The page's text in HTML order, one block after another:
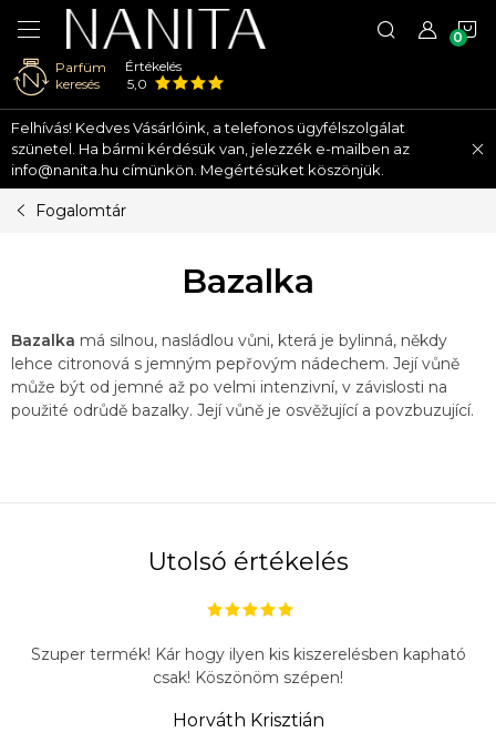
Ugrás
fő
tartalomhoz
Parfüm
keresés
Értékelés
5,0
Felhívás! Kedves Vásárlóink, a telefonos ügyfélszolgálat
szünetel. Ha bármi kérdésük van, jelezzék e-mailben az
info@nanita.hu címünkön. Megértésüket köszönjük.
Fogalomtár
Bazalka
Bazalka má silnou, nasládlou vůni, která je bylinná, někdy
lehce citronová s jemným pepřovým nádechem. Její vůně
může být od jemné až po velmi intenzivní, v závislosti na
použité odrůdě bazalky. Její vůně je osvěžující a povzbuzující.
Utolsó értékelés
Szuper termék! Kár hogy ilyen kis kiszerelésben kapható
csak! Köszönöm szépen!
Horváth Krisztián